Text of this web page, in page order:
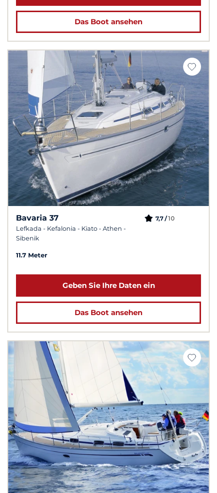
Das Boot ansehen
Bavaria 37
Lefkada - Kefalonia - Kiato - Athen -
Sibenik
7,7 /10
11.7 Meter
Geben Sie Ihre Daten ein
Das Boot ansehen